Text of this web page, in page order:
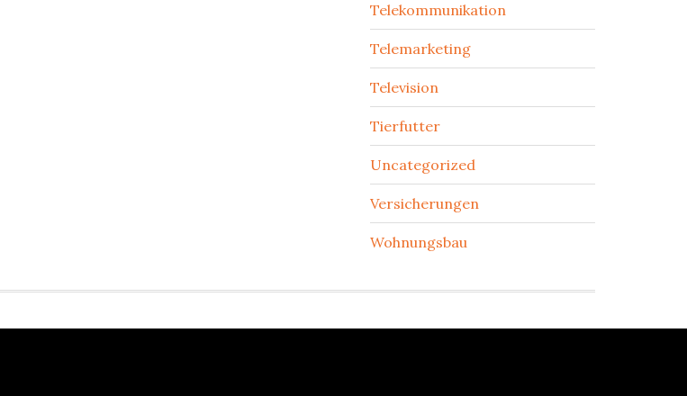
Telekommunikation
Telemarketing
Television
Tierfutter
Uncategorized
Versicherungen
Wohnungsbau